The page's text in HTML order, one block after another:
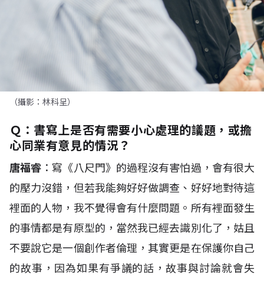
（攝影：林科呈）
Ｑ： 書寫上是否有需要小心處理的議題，或擔
心同業有意見的情況？
唐福睿 ：寫《八尺門》的過程沒有害怕過，會有很大
的壓力沒錯，但若我能夠好好做調查、好好地對待這
裡面的人物，我不覺得會有什麼問題。所有裡面發生
的事情都是有原型的，當然我已經去識別化了，姑且
不要說它是一個創作者倫理，其實更是在保護你自己
的故事，因為如果有爭議的話，故事與討論就會失